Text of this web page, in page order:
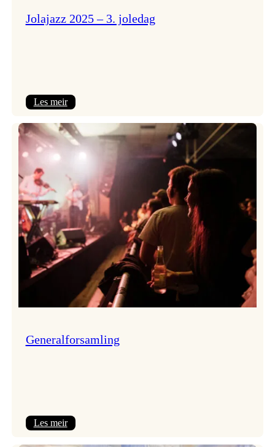
Jolajazz 2025 – 3. joledag
Les meir:
2025
–
joledag
Generalforsamling
Les meir: